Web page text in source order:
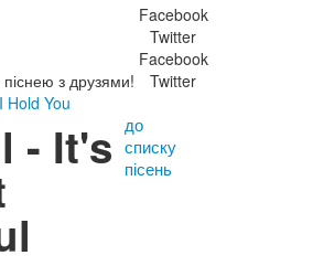
піснею з друзями!
Facebook
Twitter
Facebook
Twitter
You
- It's
до
списку
пісень